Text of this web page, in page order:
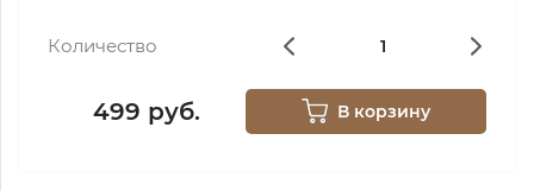
Количество
499 руб. В корзину